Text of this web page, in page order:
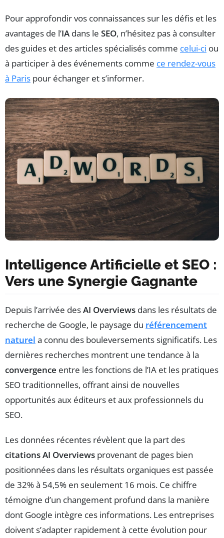
Pour approfondir vos connaissances sur les défis et les
avantages de l’IA dans le SEO, n’hésitez pas à consulter
des guides et des articles spécialisés comme celui-ci ou
à participer à des événements comme ce rendez-vous
à Paris pour échanger et s’informer.
Intelligence Artificielle et SEO :
Vers une Synergie Gagnante
Depuis l’arrivée desAI Overviews dans les résultats de
recherche de Google, le paysage du référencement
naturel a connu des bouleversements significatifs. Les
dernières recherches montrent une tendance à la
convergence entre les fonctions de l’IA et les pratiques
SEO traditionnelles, offrant ainsi de nouvelles
opportunités aux éditeurs et aux professionnels du
SEO.
Les données récentes révèlent que la part des
citations AI Overviews provenant de pages bien
positionnées dans les résultats organiques est passée
de 32% à 54,5% en seulement 16 mois. Ce chiffre
témoigne d’un changement profund dans la manière
dont Google intègre ces informations. Les entreprises
doivent s’adapter rapidement à cette évolution pour